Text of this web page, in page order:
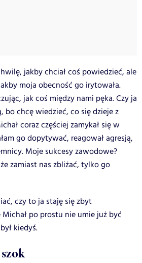
jakby chciał coś powiedzieć, ale
moja obecność go irytowała.
jak coś między nami pęka. Czy ja
bo chcę wiedzieć, co się dzieje z
coraz częściej zamykał się w
go dopytywać, reagował agresją,
Moje sukcesy zawodowe?
zamiast nas zbliżać, tylko go
czy to ja staję się zbyt
po prostu nie umie już być
kiedyś.